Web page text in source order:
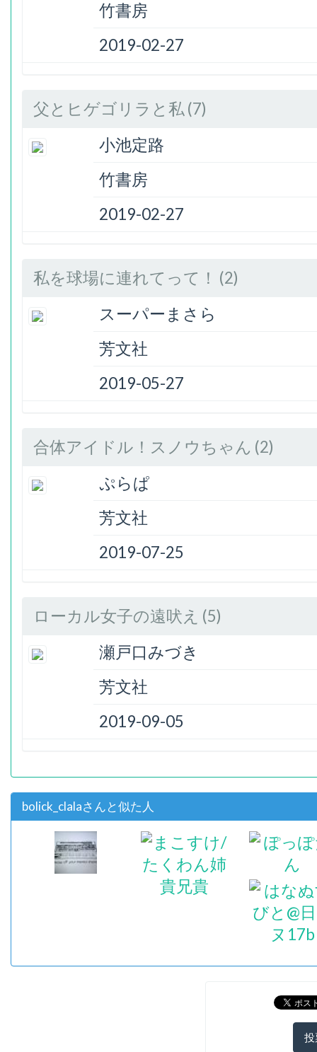
竹書房
2019-02-27
父とヒゲゴリラと私 (7)
小池定路
竹書房
2019-02-27
私を球場に連れてって！ (2)
スーパーまさら
芳文社
2019-05-27
合体アイドル！スノウちゃん (2)
ぷらぱ
芳文社
2019-07-25
ローカル女子の遠吠え (5)
瀬戸口みづき
芳文社
2019-09-05
bolick_clalaさんと似た人
投